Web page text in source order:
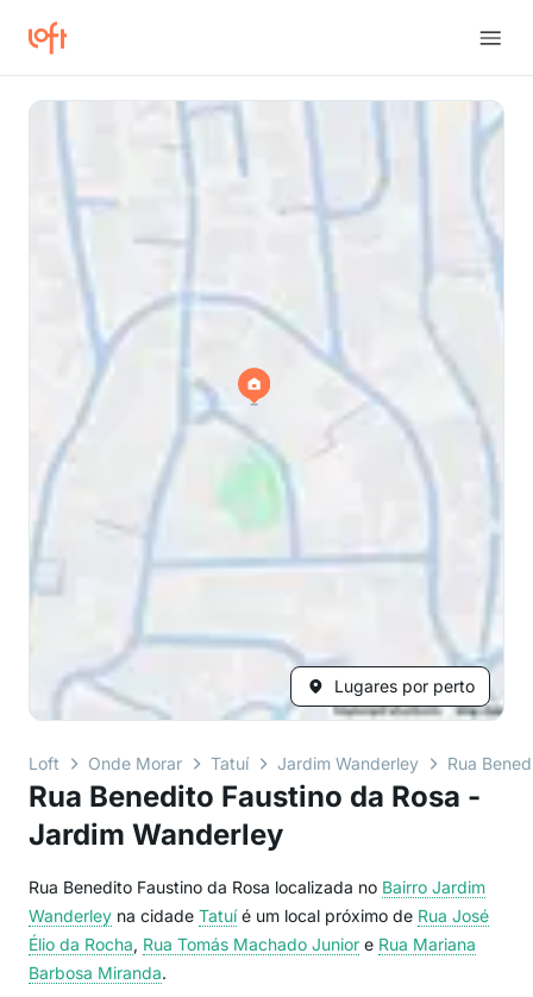
Lugares por perto
Loft Onde Morar Tatuí Jardim Wanderley Rua
Rua Benedito Faustino da Rosa -
Jardim Wanderley
Rua Benedito Faustino da Rosa localizada no Bairro Jardim
Wanderley na cidade Tatuíé um local próximo de Rua José
Élio da Rocha, Rua Tomás Machado Junior e Rua Mariana
Barbosa Miranda.